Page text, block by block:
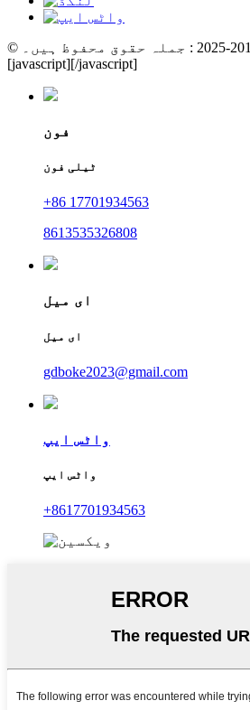
[javascript][/javascript]
فون
ٹیلی فون
+86 17701934563
8613535326808
ای میل
ای میل
gdboke2023@gmail.com
واٹس ایپ
واٹس ایپ
+8617701934563